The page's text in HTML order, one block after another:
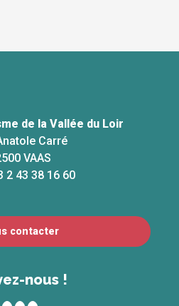
de la Vallée du Loir
Carré
VAAS
2 43 38 16 60
contacter
nous !